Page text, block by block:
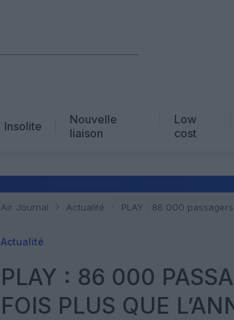
Insolite
Nouvelle
liaison
Low
cost
Air Journal Actualité PLAY : 86 000
Actualité
PLAY : 86 000
FOIS PLUS QUE